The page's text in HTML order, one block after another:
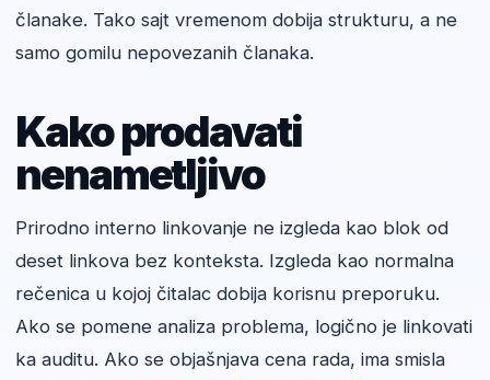
članake. Tako sajt vremenom dobija strukturu, a ne
samo gomilu nepovezanih članaka.
Kako prodavati
nenametljivo
Prirodno interno linkovanje ne izgleda kao blok od
deset linkova bez konteksta. Izgleda kao normalna
rečenica u kojoj čitalac dobija korisnu preporuku.
Ako se pomene analiza problema, logično je linkovati
ka auditu. Ako se objašnjava cena rada, ima smisla